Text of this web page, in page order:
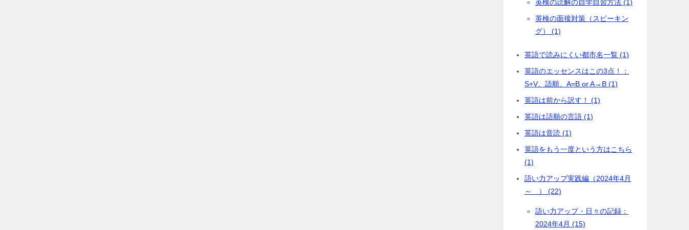
英検の読解の自学自習方法 (1)
英検の面接対策（スピーキン
グ） (1)
英語で読みにくい都市名一覧 (1)
英語のエッセンスはこの3点！：
S+V、語順、A=B or A→B (1)
英語は前から訳す！ (1)
英語は語順の言語 (1)
英語は音読 (1)
英語をもう一度という方はこちら
(1)
語い力アップ実践編（2024年4月
～ ） (22)
語い力アップ・日々の記録：
2024年4月 (15)